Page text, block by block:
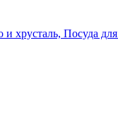
хрусталь, Посуда